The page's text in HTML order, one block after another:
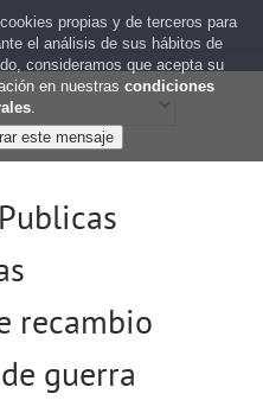
recambio
guerra
propias y de terceros para
el análisis de sus hábitos de
consideramos que acepta su
en nuestras condiciones
.